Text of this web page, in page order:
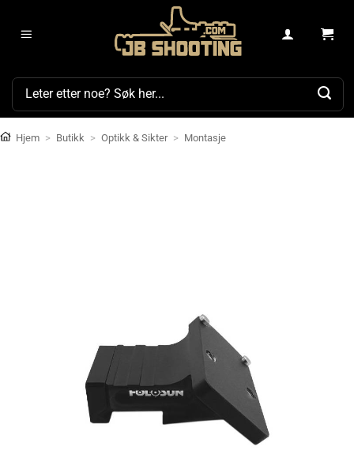
Søk
Hjem > Butikk > Optikk & Sikter > Montasje